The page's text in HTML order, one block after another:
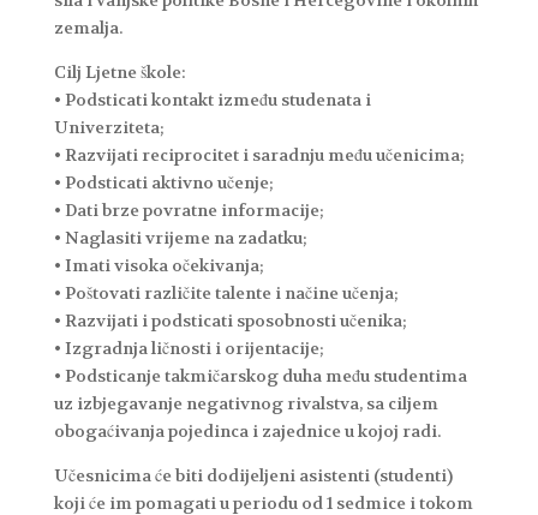
zemalja.
Cilj Ljetne škole:
• Podsticati kontakt između studenata i
Univerziteta;
• Razvijati reciprocitet i saradnju među učenicima;
• Podsticati aktivno učenje;
• Dati brze povratne informacije;
• Naglasiti vrijeme na zadatku;
• Imati visoka očekivanja;
• Poštovati različite talente i načine učenja;
• Razvijati i podsticati sposobnosti učenika;
• Izgradnja ličnosti i orijentacije;
• Podsticanje takmičarskog duha među studentima
uz izbjegavanje negativnog rivalstva, sa ciljem
obogaćivanja pojedinca i zajednice u kojoj radi.
Učesnicima će biti dodijeljeni asistenti (studenti)
koji će im pomagati u periodu od 1 sedmice i tokom